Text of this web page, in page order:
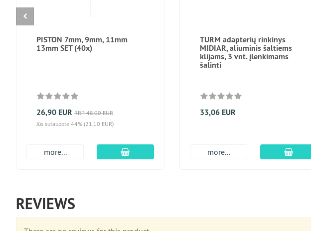
PISTON 7mm, 9mm, 11mm
13mm SET (40x)
26,90 EUR RRP 48,00 EUR
Jūs sutaupote 44% (21,10 EUR)
more... Įdėti į krepšį
TURM adapterių rinkinys
MIDIAR, aliuminis šaltiems
klijams, 3 vnt. įlenkimams
šalinti
33,06 EUR
more... Įdėti
REVIEWS